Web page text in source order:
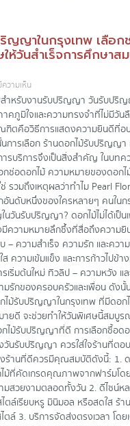
ญญาในกรุงเทพ เลือก
ห้วันสำเร็จการศึกษา
ความเห็น
สำหรับงานรับปริญญา วันรับปริ
คภูมิใจและความทรงจำที่ไม่มีวัน
ฑิตคือวิธีการแสดงความยินดีที่อ
การเลือก ร้านดอกไม้รับปริญญา
รบริการจึงเป็นสิ่งสำคัญ ในบทค
กช่อดอกไม้ ความหมายของดอก
รวมถึงเหตุผลว่าทำไม Pearl
อันดับหนึ่งของใครหลายๆ คนในก
นวันรับปริญญา? ดอกไม้ไม่ได้เป็น
ความหมายลึกซึ้งที่สื่อถึงความยิ
– ความสำเร็จ ความรัก และควา
ความเข้มแข็ง และการก้าวไปข้า
เริ่มต้นใหม่ ทิวลิป – ความหวัง แ
มรักของครอบครัวและเพื่อน ดังนั้
ไม้รับปริญญาในกรุงเทพ ที่มีดอก
ายดี จะช่วยทำให้วันพิเศษนี้สมบู
ไม้รับปริญญาที่ดี การเลือกซื้อดอ
นรับปริญญา ควรใส่ใจร้านที่ตอ
ร้านที่ดีควรมีคุณสมบัติดังนี้: 1.
ที่คัดเกรดคุณภาพจากฟาร์มโด
มสวยงามตลอดทั้งวัน 2. ดีไซน์ห
ไตล์เรียบหรู มินิมอล หรือสดใส ร้า
ล์ 3. บริการจัดส่งตรงเวลา โดย